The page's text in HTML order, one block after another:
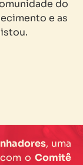
do
e as
, uma
com oComitê